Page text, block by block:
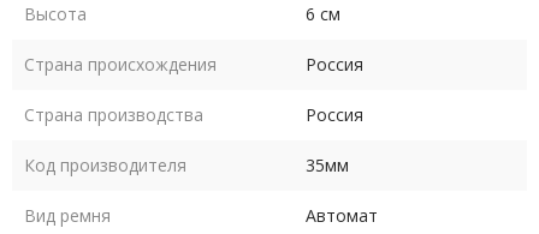
Высота 6 см
Страна происхождения Россия
Страна производства Россия
Код производителя 35мм
Вид ремня Автомат